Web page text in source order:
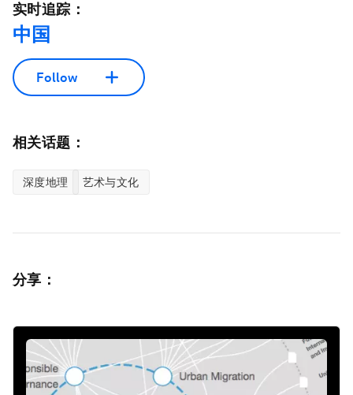
实时追踪：
中国
Follow
相关话题：
深度地理 艺术与文化
分享：